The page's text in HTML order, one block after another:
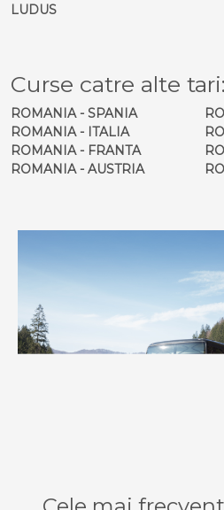
LUDUS
Curse catre alte tari:
ROMANIA - SPANIA
ROMANIA - ITALIA
ROMANIA - FRANTA
ROMANIA - AUSTRIA